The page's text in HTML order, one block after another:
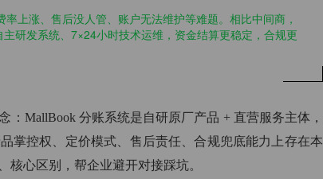
连锁
盟店灵活有序地分享利益
全域电商
美团/抖音/饿了么的分账小工具
设备
让共享业务指数型增长
教育行业
用分账创新教育科技
二清合规
合规优势转化为企业的核心竞争
让数字银行业务运营简单和自动
化
打款认证
生态合作伙伴
合作，成长，共赢
视频中心
上涨、售后没人管、账户无法维护等难题。相比中间商，
研发系统、7×24小时技术运维，资金结算更稳定，合规更
MallBook 分账系统是自研原厂产品 + 直营服务主体，
掌控权、定价模式、售后责任、合规兜底能力上存在本
核心区别，帮企业避开对接踩坑。